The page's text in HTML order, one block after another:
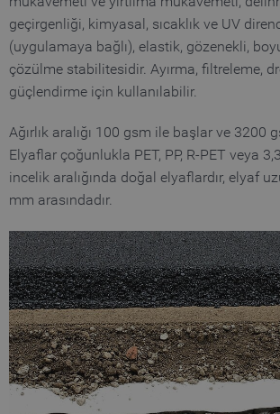
geçirgenliği, kimyasal, sıcaklık ve UV
(uygulamaya bağlı), elastik, gözenekli,
çözülme stabilitesidir. Ayırma, filtreleme,
güçlendirme için kullanılabilir.
Ağırlık aralığı 100 gsm ile başlar ve 3200
Elyaflar çoğunlukla PET, PP, R-PET veya
incelik aralığında doğal elyaflardır, elyaf
mm arasındadır.